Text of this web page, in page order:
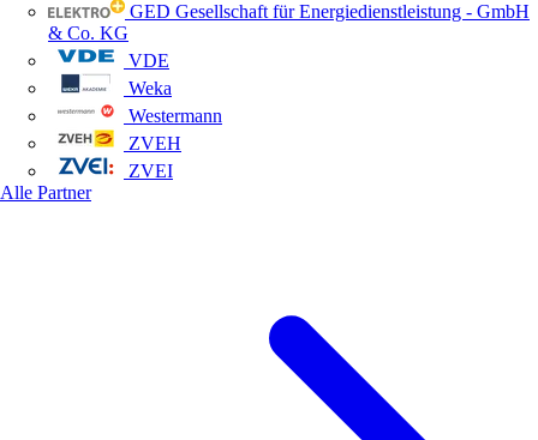
GED Gesellschaft für Energiedienstleistung - GmbH
& Co. KG
VDE
Weka
Westermann
ZVEH
ZVEI
Alle Partner